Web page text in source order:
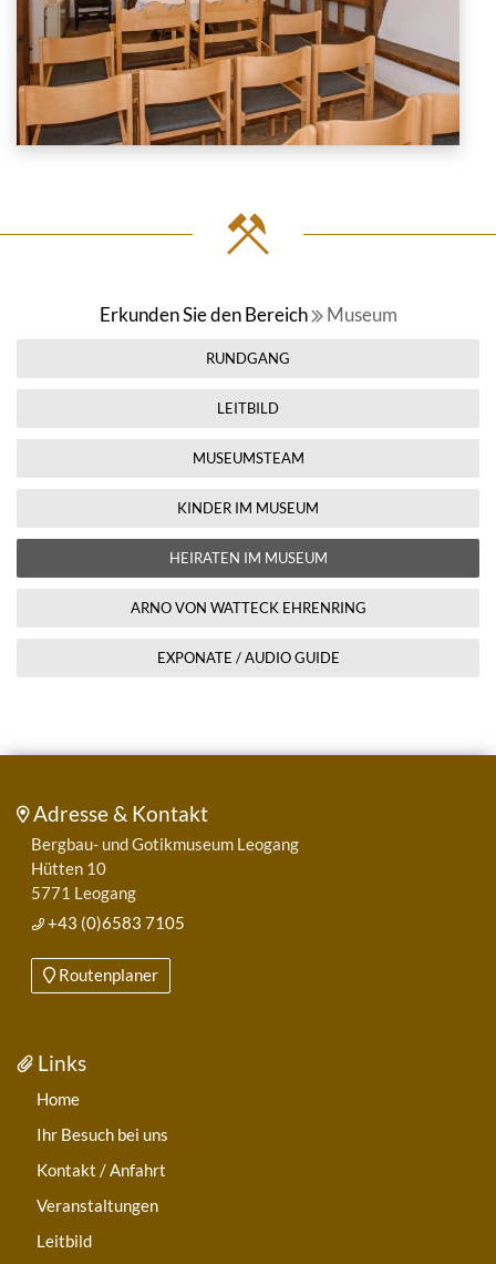
Erkunden Sie den Bereich Museum
RUNDGANG
LEITBILD
MUSEUMSTEAM
KINDER IM MUSEUM
HEIRATEN IM MUSEUM
ARNO VON WATTECK EHRENRING
EXPONATE / AUDIO GUIDE
Adresse & Kontakt
Bergbau- und Gotikmuseum Leogang
Hütten 10
5771 Leogang
+43 (0)6583 7105
Routenplaner
Links
Home
Ihr Besuch bei uns
Kontakt / Anfahrt
Veranstaltungen
Leitbild